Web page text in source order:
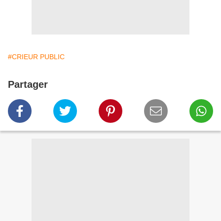
#CRIEUR PUBLIC
Partager